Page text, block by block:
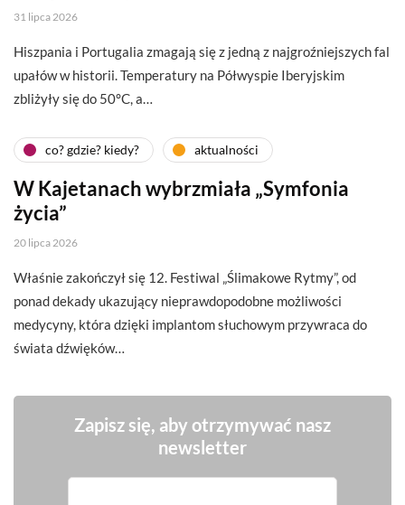
31 lipca 2026
Hiszpania i Portugalia zmagają się z jedną z najgroźniejszych fal
upałów w historii. Temperatury na Półwyspie Iberyjskim
zbliżyły się do 50°C, a…
co? gdzie? kiedy? aktualności
W Kajetanach wybrzmiała „Symfonia
życia”
20 lipca 2026
Właśnie zakończył się 12. Festiwal „Ślimakowe Rytmy”, od
ponad dekady ukazujący nieprawdopodobne możliwości
medycyny, która dzięki implantom słuchowym przywraca do
świata dźwięków…
Zapisz się, aby otrzymywać nasz
newsletter